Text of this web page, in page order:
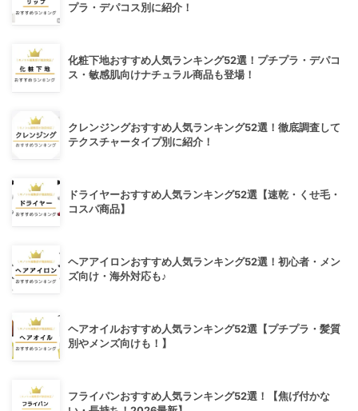
プラ・デパコス別に紹介！
化粧下地おすすめ人気ランキング52選！プチプラ・デパコ
ス・敏感肌向けナチュラル商品も登場！
クレンジングおすすめ人気ランキング52選！徹底調査して
テクスチャータイプ別に紹介！
ドライヤーおすすめ人気ランキング52選【速乾・くせ毛・
コスパ商品】
ヘアアイロンおすすめ人気ランキング52選！初心者・メン
ズ向け・海外対応も♪
ヘアオイルおすすめ人気ランキング52選【プチプラ・髪質
別やメンズ向けも！】
フライパンおすすめ人気ランキング52選！【焦げ付かな